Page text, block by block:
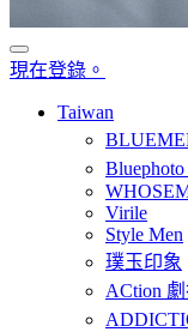
現在登錄。
Taiwan
Virile
Style Men
璞玉印象
ACtion